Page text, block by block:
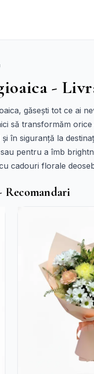
-
găsești tot ce ai
să transformăm
în siguranță la
pentru a îmb
cadouri florale
Recomandari